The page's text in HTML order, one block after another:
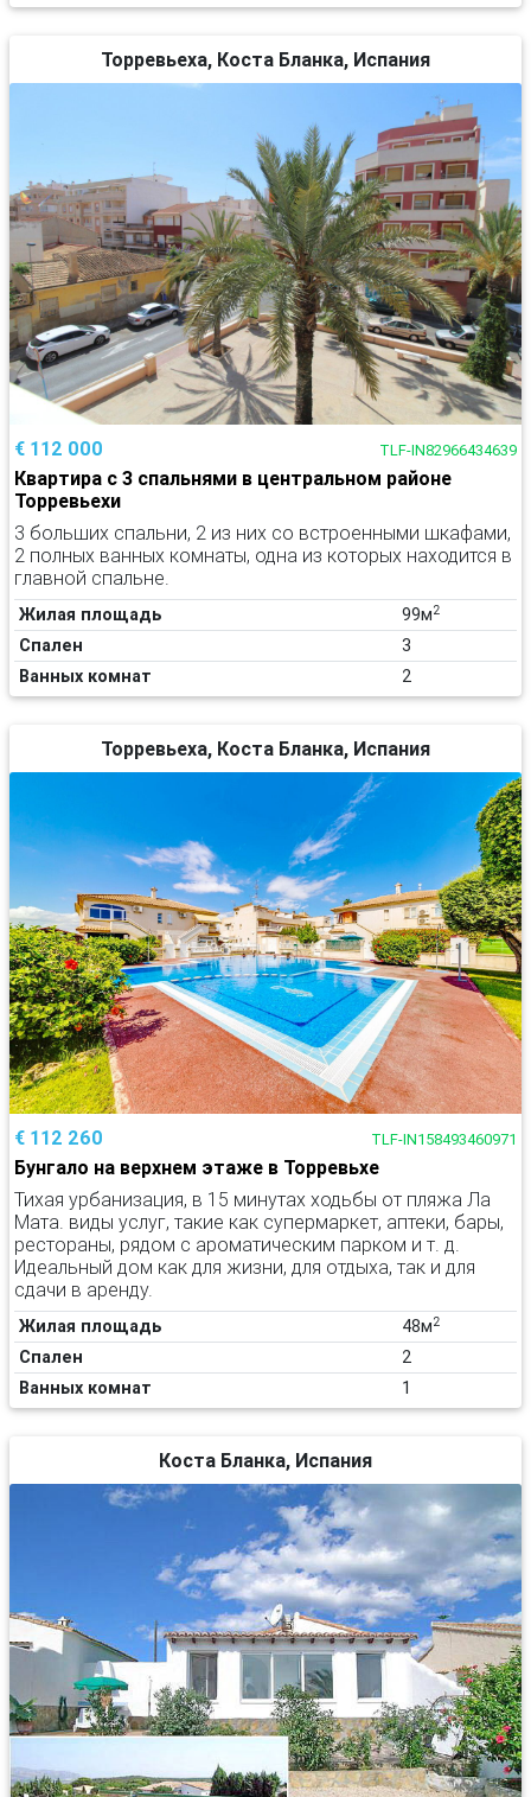
Торревьеха, Коста Бланка, Испания
€ 112 000 TLF-IN82966434639
Квартира с 3 спальнями в центральном районе
Торревьехи
3 больших спальни, 2 из них со встроенными шкафами,
2 полных ванных комнаты, одна из которых находится в
главной спальне.
Жилая площадь 99м2
Спален
3
Ванных комнат
2
Торревьеха, Коста Бланка, Испания
€ 112 260 TLF-IN158493460971
Бунгало на верхнем этаже в Торревьхе
Тихая урбанизация, в 15 минутах ходьбы от пляжа Ла
Мата. виды услуг, такие как супермаркет, аптеки, бары,
рестораны, рядом с ароматическим парком и т. д.
Идеальный дом как для жизни, для отдыха, так и для
сдачи в аренду.
Жилая площадь 48м2
Спален
2
Ванных комнат
1
Коста Бланка, Испания